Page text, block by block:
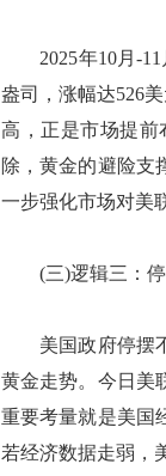
2025年10月-11
盎司，涨幅达526
高，正是市场提
除，黄金的避险支
一步强化市场对美
(三)逻辑三：停
美国政府停摆不
黄金走势。今日美
重要考量就是美国
若经济数据走弱，